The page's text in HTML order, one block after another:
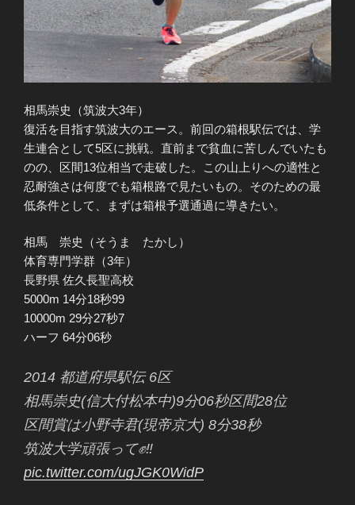
相馬崇史（筑波大3年）
復活を目指す筑波大のエース。前回の箱根駅伝では、学
生連合として5区に挑戦。直前まで貧血に苦しんでいたも
のの、区間13位相当で走破した。この山上りへの適性と
忍耐強さは何度でも箱根路で見たいもの。そのための最
低条件として、まずは箱根予選通過に導きたい。
相馬 崇史（そうま たかし）
体育専門学群（3年）
長野県 佐久長聖高校
5000m 14分18秒99
10000m 29分27秒7
ハーフ 64分06秒
2014 都道府県駅伝 6区
相馬崇史(信大付松本中)9分06秒区間28位
区間賞は小野寺君(現帝京大) 8分38秒
筑波大学頑張って✊‼️
pic.twitter.com/ugJGK0WidP